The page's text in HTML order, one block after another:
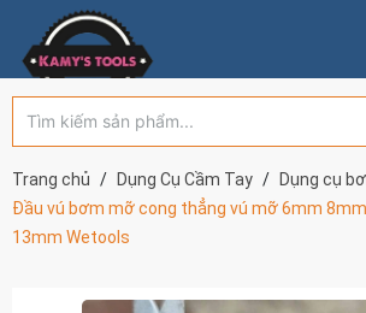
Trang chủ Dụng Cụ Cầm Tay
Dụng cụ
Đầu vú bơm mỡ cong thẳng vú mỡ 6mm
13mm Wetools